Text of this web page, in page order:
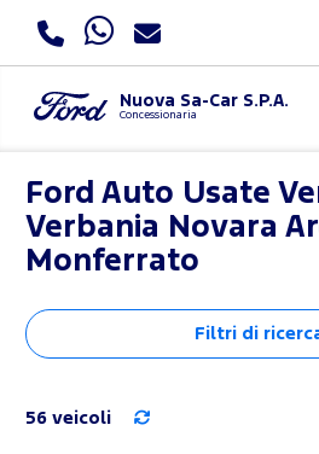
Nuova Sa-Car S.P.A.
Concessionaria
Ford Auto Usate
Verbania Novara
Monferrato
Filtri di
56 veicoli